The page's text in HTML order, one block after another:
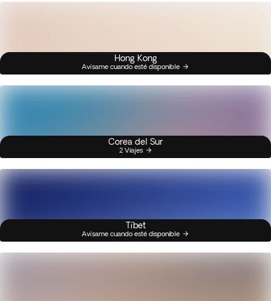
Hong Kong
Avísame cuando esté disponible
Corea del Sur
2 Viajes
Tíbet
Avísame cuando esté disponible